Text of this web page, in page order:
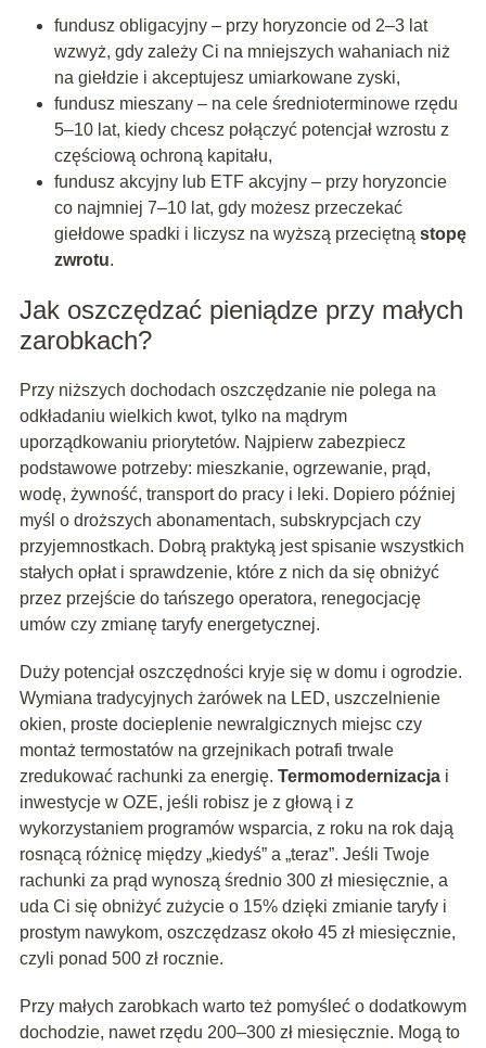
fundusz obligacyjny – przy horyzoncie od 2–3 lat
wzwyż, gdy zależy Ci na mniejszych wahaniach niż
na giełdzie i akceptujesz umiarkowane zyski,
fundusz mieszany – na cele średnioterminowe rzędu
5–10 lat, kiedy chcesz połączyć potencjał wzrostu z
częściową ochroną kapitału,
fundusz akcyjny lub ETF akcyjny – przy horyzoncie
co najmniej 7–10 lat, gdy możesz przeczekać
giełdowe spadki i liczysz na wyższą przeciętną stopę
zwrotu.
Jak oszczędzać pieniądze przy małych
zarobkach?
Przy niższych dochodach oszczędzanie nie polega na
odkładaniu wielkich kwot, tylko na mądrym
uporządkowaniu priorytetów. Najpierw zabezpiecz
podstawowe potrzeby: mieszkanie, ogrzewanie, prąd,
wodę, żywność, transport do pracy i leki. Dopiero później
myśl o droższych abonamentach, subskrypcjach czy
przyjemnostkach. Dobrą praktyką jest spisanie wszystkich
stałych opłat i sprawdzenie, które z nich da się obniżyć
przez przejście do tańszego operatora, renegocjację
umów czy zmianę taryfy energetycznej.
Duży potencjał oszczędności kryje się w domu i ogrodzie.
Wymiana tradycyjnych żarówek na LED, uszczelnienie
okien, proste docieplenie newralgicznych miejsc czy
montaż termostatów na grzejnikach potrafi trwale
zredukować rachunki za energię. Termomodernizacjai
inwestycje w OZE, jeśli robisz je z głową i z
wykorzystaniem programów wsparcia, z roku na rok dają
rosnącą różnicę między „kiedyś” a „teraz”. Jeśli Twoje
rachunki za prąd wynoszą średnio 300 zł miesięcznie, a
uda Ci się obniżyć zużycie o 15% dzięki zmianie taryfy i
prostym nawykom, oszczędzasz około 45 zł miesięcznie,
czyli ponad 500 zł rocznie.
Przy małych zarobkach warto też pomyśleć o dodatkowym
dochodzie, nawet rzędu 200–300 zł miesięcznie. Mogą to